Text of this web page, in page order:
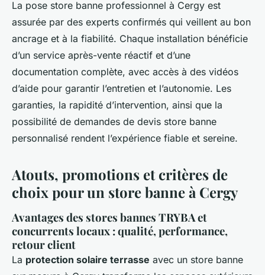
La pose store banne professionnel à Cergy est
assurée par des experts confirmés qui veillent au bon
ancrage et à la fiabilité. Chaque installation bénéficie
d’un service après-vente réactif et d’une
documentation complète, avec accès à des vidéos
d’aide pour garantir l’entretien et l’autonomie. Les
garanties, la rapidité d’intervention, ainsi que la
possibilité de demandes de devis store banne
personnalisé rendent l’expérience fiable et sereine.
Atouts, promotions et critères de
choix pour un store banne à Cergy
Avantages des stores bannes TRYBA et
concurrents locaux : qualité, performance,
retour client
La protection solaire terrasse avec un store banne